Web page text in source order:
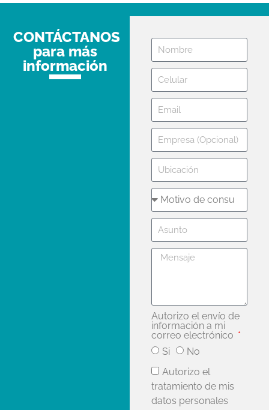
CONTÁCTANOS
para más
información
Autorizo el envío de
información a mi
correo electrónico
Si
No
Autorizo el
tratamiento de mis
datos personales